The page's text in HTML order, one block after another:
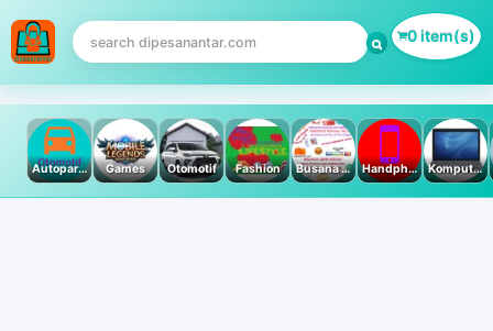
0 item(s)
Autoparts Games Otomotif Fashion Busana Muslim Handphone & Tablet Komputer PC & Laptop